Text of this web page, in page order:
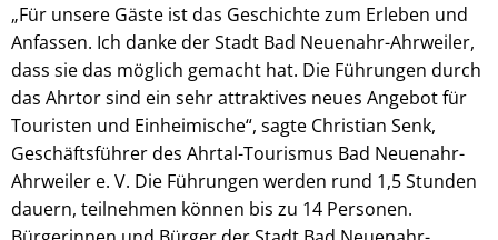
„Für unsere Gäste ist das Geschichte zum Erleben und
Anfassen. Ich danke der Stadt Bad Neuenahr-Ahrweiler,
dass sie das möglich gemacht hat. Die Führungen durch
das Ahrtor sind ein sehr attraktives neues Angebot für
Touristen und Einheimische“, sagte Christian Senk,
Geschäftsführer des Ahrtal-Tourismus Bad Neuenahr-
Ahrweiler e. V. Die Führungen werden rund 1,5 Stunden
dauern, teilnehmen können bis zu 14 Personen.